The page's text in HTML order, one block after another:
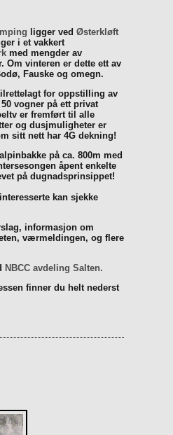
ligger ved Østerkløft
i et vakkert
med mengder av
Om vinteren er dette ett av
Fauske og omegn.
for oppstilling av
vogner på ett privat
er fremført til alle
og dusjmuligheter er
sitt nett har 4G dekning!
på ca. 800m med
åpent enkelte
på dugnadsprinsippet!
kan sjekke
informasjon om
værmeldingen, og flere
NBCC avdeling Salten.
finner du helt nederst